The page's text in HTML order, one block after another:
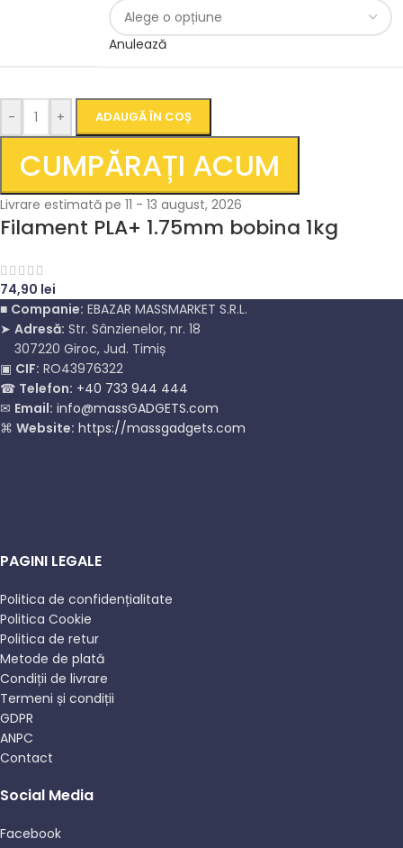
Anulează
- + ADAUGĂ ÎN COȘ
CUMPĂRAȚI ACUM
Livrare estimată pe 11 - 13 august, 2026
Filament PLA+ 1.75mm bobina 1kg
74,90 lei
■ Companie: EBAZAR MASSMARKET S.R.L.
➤ Adresă: Str. Sânzienelor, nr. 18
307220 Giroc, Jud. Timiș
▣ CIF: RO43976322
☎ Telefon: +40 733 944 444
✉ Email: info@massGADGETS.com
⌘ Website: https://massgadgets.com
PAGINI LEGALE
Politica de confidențialitate
Politica Cookie
Politica de retur
Metode de plată
Condiții de livrare
Termeni și condiții
GDPR
ANPC
Contact
Social Media
Facebook